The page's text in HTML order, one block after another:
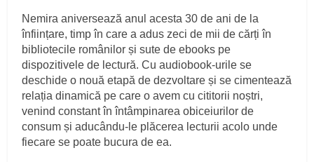
Nemira aniversează anul acesta 30 de ani de la
înființare, timp în care a adus zeci de mii de cărți în
bibliotecile românilor și sute de ebooks pe
dispozitivele de lectură. Cu audiobook-urile se
deschide o nouă etapă de dezvoltare și se cimentează
relația dinamică pe care o avem cu cititorii noștri,
venind constant în întâmpinarea obiceiurilor de
consum și aducându-le plăcerea lecturii acolo unde
fiecare se poate bucura de ea.